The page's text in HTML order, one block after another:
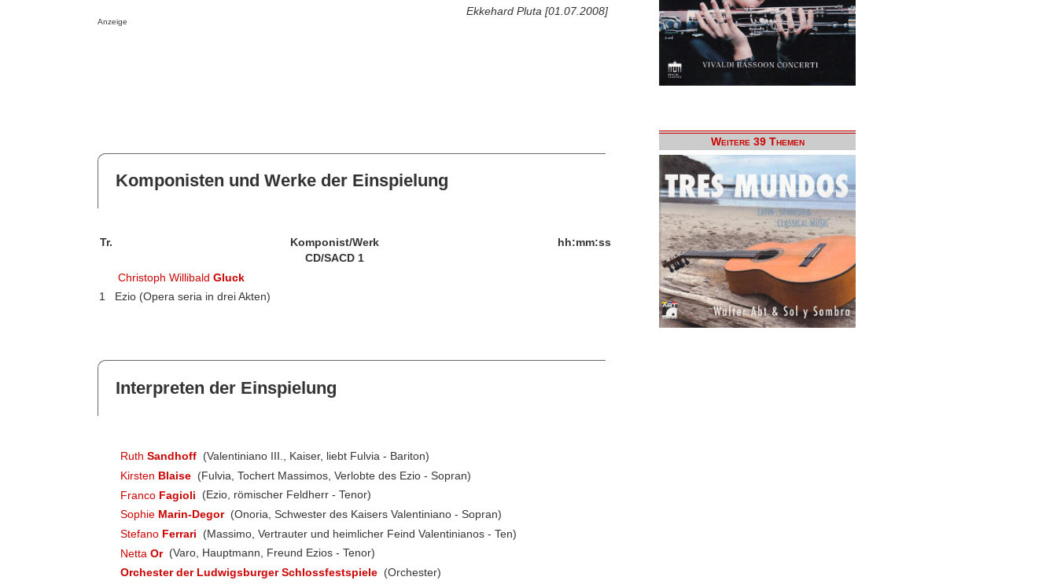
Ekkehard Pluta [01.07.2008]
Anzeige
Komponisten und Werke der Einspielung
Tr. Komponist/Werk
hh:mm:ss
CD/SACD 1
Christoph WillibaldGluck
1
Ezio (Opera seria in drei Akten)
Interpreten der Einspielung
Ruth Sandhoff (Valentiniano III., Kaiser, liebt Fulvia - Bariton)
Kirsten Blaise (Fulvia, Tochert Massimos, Verlobte des Ezio - Sopran)
Franco Fagioli
(Ezio, römischer Feldherr - Tenor)
Sophie Marin-Degor (Onoria, Schwester des Kaisers Valentiniano - Sopran)
Stefano Ferrari
(Massimo, Vertrauter und heimlicher Feind Valentinianos - Ten)
Netta Or (Varo, Hauptmann, Freund Ezios - Tenor)
Orchester der Ludwigsburger Schlossfestspiele (Orchester)
Weitere 39 Themen